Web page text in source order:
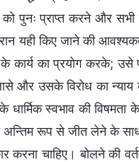
पुनः प्राप्त करने और
यही किए जाने की
का प्रयोग करके; उसे
और उसके विरोध का न्याय
स्वभाव की
अन्तिम रूप से जीत लेने के
चाहिए। बोलने की